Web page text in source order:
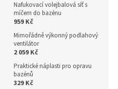
Nafukovací volejbalová síť s
míčem do bazénu
959 Kč
Mimořádně výkonný podlahový
ventilátor
2 059 Kč
Praktické náplasti pro opravu
bazénů
329 Kč